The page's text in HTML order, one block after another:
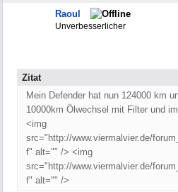
Raoul
Unverbesserlicher
Zitat
Mein Defender hat nun 124000 km
10000km Ölwechsel mit Filter und
<img
src="http://www.viermalvier.de/
f" alt="" /> <img
src="http://www.viermalvier.de/
f" alt="" />